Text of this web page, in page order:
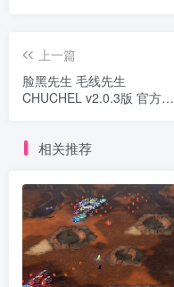
上一篇
脸黑先生 毛线先生
CHUCHEL v2.0.3版 官方中
相关推荐